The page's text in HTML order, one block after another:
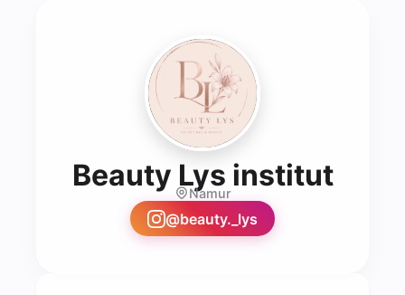
Beauty Lys institut-
Namur
@beauty._lys